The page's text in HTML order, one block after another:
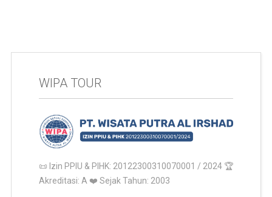
WIPA TOUR
📜 Izin PPIU & PIHK: 20122300310070001 / 2024 🏆
Akreditasi: A ❤️ Sejak Tahun: 2003